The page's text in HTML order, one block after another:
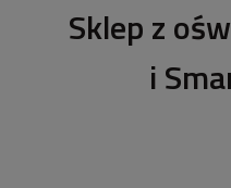
Sklep z
i